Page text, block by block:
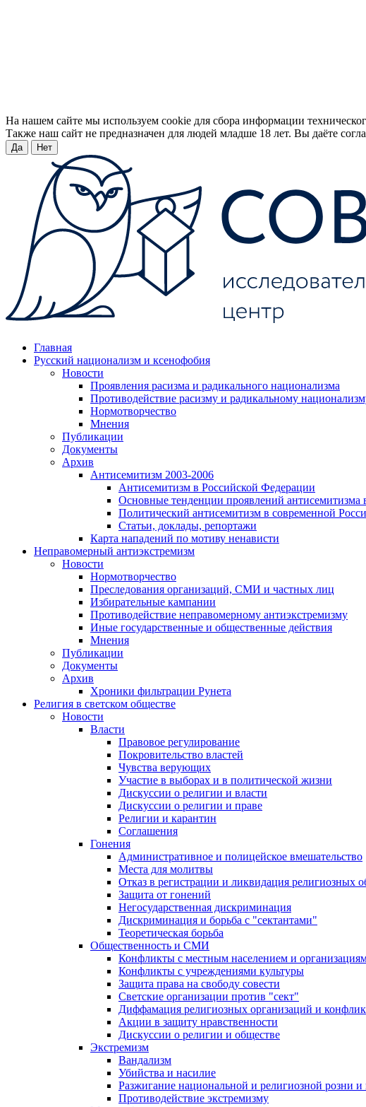
На нашем сайте мы используем cookie для сбора информации
Также наш сайт не предназначен для людей младше 18 лет. Вы даёте
Да Нет
Главная
Русский национализм и ксенофобия
Новости
Проявления расизма и радикального национализма
Противодействие расизму и радикальному
Нормотворчество
Мнения
Публикации
Документы
Архив
Антисемитизм 2003-2006
Антисемитизм в Российской Федерации
Основные тенденции проявлений антисемитизма
Политический антисемитизм в современной
Статьи, доклады, репортажи
Карта нападений по мотиву ненависти
Неправомерный антиэкстремизм
Новости
Нормотворчество
Преследования организаций, СМИ и частных лиц
Избирательные кампании
Противодействие неправомерному антиэкстремизму
Иные государственные и общественные действия
Мнения
Публикации
Документы
Архив
Хроники фильтрации Рунета
Религия в светском обществе
Новости
Власти
Правовое регулирование
Покровительство властей
Чувства верующих
Участие в выборах и в политической жизни
Дискуссии о религии и власти
Дискуссии о религии и праве
Религии и карантин
Соглашения
Гонения
Административное и полицейское вмешательство
Места для молитвы
Отказ в регистрации и ликвидация религиозных
Защита от гонений
Негосударственная дискриминация
Дискриминация и борьба с "сектантами"
Теоретическая борьба
Общественность и СМИ
Конфликты с местным населением и
Конфликты с учреждениями культуры
Защита права на свободу совести
Светские организации против "сект"
Диффамация религиозных организаций и
Акции в защиту нравственности
Дискуссии о религии и обществе
Экстремизм
Вандализм
Убийства и насилие
Разжигание национальной и религиозной розни
Противодействие экстремизму